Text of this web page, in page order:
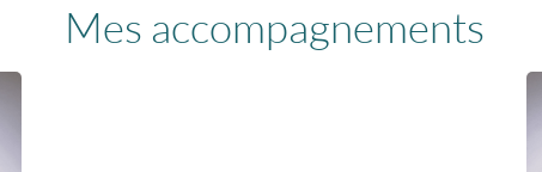
Mes accompagnements